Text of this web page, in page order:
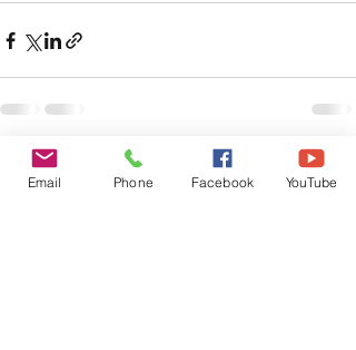
Posts récents Voir tout
Email Phone Facebook YouTube